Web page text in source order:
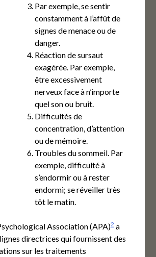
Par exemple, se sentir
constamment à l’affût de
signes de menace ou de
danger.
Réaction de sursaut
exagérée. Par exemple,
être excessivement
nerveux face à n’importe
quel son ou bruit.
Difficultés de
concentration, d’attention
ou de mémoire.
Troubles du sommeil. Par
exemple, difficulté à
s’endormir ou à rester
endormi; se réveiller très
tôt le matin.
Association (APA)2a
directrices qui fournissent des
sur les traitements